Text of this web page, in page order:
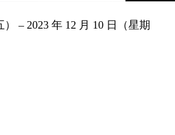
– 2023 年 12 月 10 日（星期